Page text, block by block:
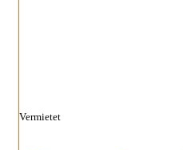
Vermietet